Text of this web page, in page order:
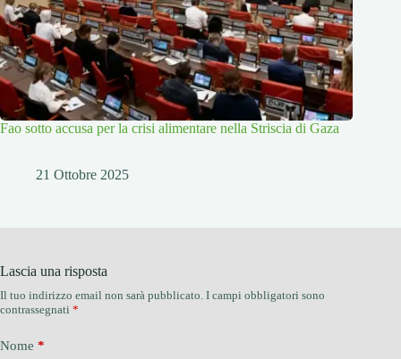
Fao sotto accusa per la crisi alimentare nella Striscia di Gaza
21 Ottobre 2025
Lascia una risposta
Il tuo indirizzo email non sarà pubblicato. I campi obbligatori sono
contrassegnati *
Nome *